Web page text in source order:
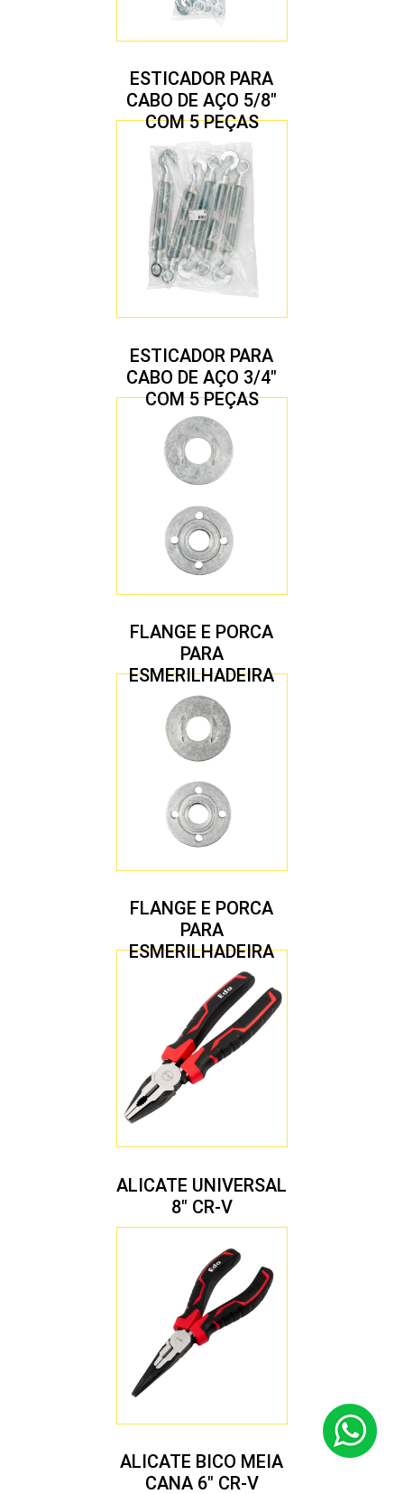
ESTICADOR PARA
CABO DE AÇO 5/8″
COM 5 PEÇAS
ESTICADOR PARA
CABO DE AÇO 3/4″
COM 5 PEÇAS
FLANGE E PORCA
PARA
ESMERILHADEIRA
4.1/2″ 22,23 MM
FLANGE E PORCA
PARA
ESMERILHADEIRA
4.1/2″ 20,00 MM
ALICATE UNIVERSAL
8″ CR-V
ALICATE BICO MEIA
CANA 6″ CR-V